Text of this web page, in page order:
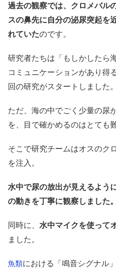
過去の観察では、クロメバル
スの鼻先に自分の泌尿突起を
れていたのです。
研究者たちは「もしかしたら
コミュニケーションがあり得
回の研究がスタートしました。
ただ、海の中でごく少量の尿
を、目で確かめるのはとても
そこで研究チームはオスのク
を注入。
水中で尿の放出が見えるよう
の動きを丁寧に観察しました。
同時に、 水中マイクを使って
ました。
魚類における「鳴音シグナル